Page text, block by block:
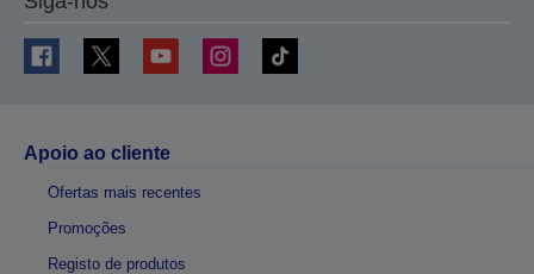
Apoio ao cliente
Ofertas mais recentes
Promoções
Registo de produtos